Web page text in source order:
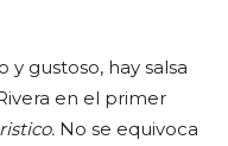
y gustoso, hay salsa
en el primer
No se equivoca